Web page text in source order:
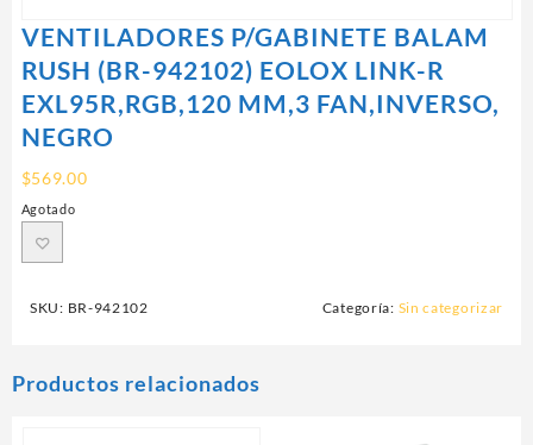
VENTILADORES P/GABINETE BALAM
RUSH (BR-942102) EOLOX LINK-R
EXL95R,RGB,120 MM,3 FAN,INVERSO,
NEGRO
$569.00
Agotado
SKU: BR-942102 Categoría: Sin categorizar
Productos relacionados